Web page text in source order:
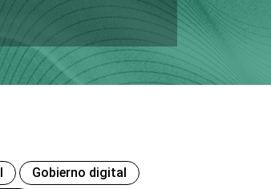
Gobierno digital